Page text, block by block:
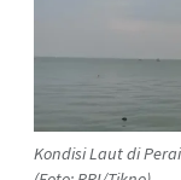
Kondisi Laut di